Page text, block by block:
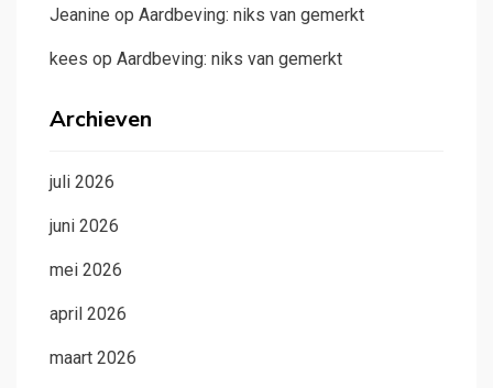
Jeanine op Aardbeving: niks van gemerkt
kees op Aardbeving: niks van gemerkt
Archieven
juli 2026
juni 2026
mei 2026
april 2026
maart 2026